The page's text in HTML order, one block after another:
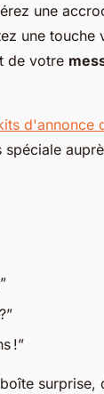
une
une touche
de votre
d'annonce
!”
surprise,